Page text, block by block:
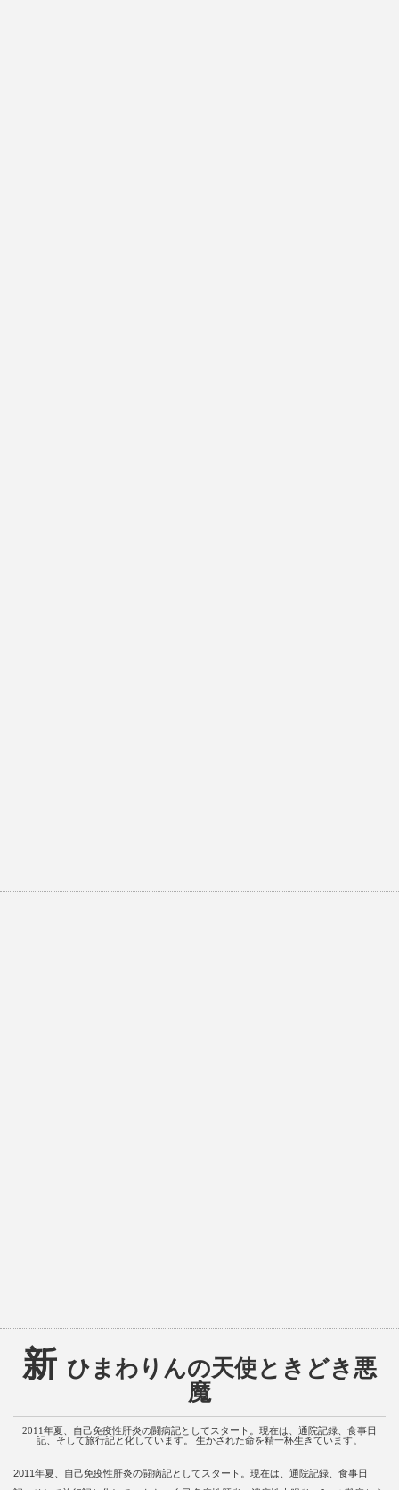
新 ひまわりんの天使ときどき悪
魔
2011年夏、自己免疫性肝炎の闘病記としてスタート。現在は、通院記録、食事日
記、そして旅行記と化しています。 生かされた命を精一杯生きています。
2011年夏、自己免疫性肝炎の闘病記としてスタート。現在は、通院記録、食事日